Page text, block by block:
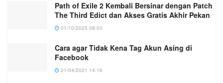
Path of Exile 2 Kembali Bersinar dengan Patch
The Third Edict dan Akses Gratis Akhir Pekan
01/10/2025 08:00
Cara agar Tidak Kena Tag Akun Asing di
Facebook
21/04/2021 14:16